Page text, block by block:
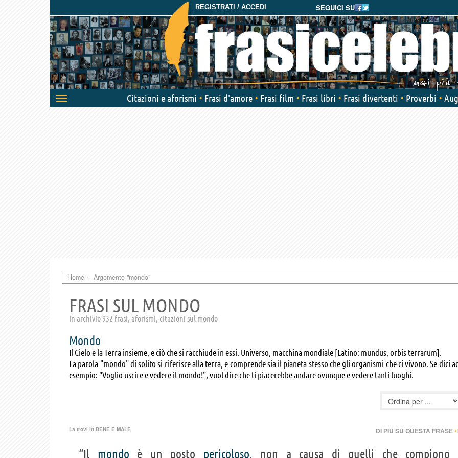
SEGUICI SU
REGISTRATI / ACCEDI
Attiva/disattiva
navigazione
Citazioni e aforismi Frasi d'amore Frasi film Frasi libri Frasi divertenti Proverbi
Home Argomento "mondo"
FRASI SUL MONDO
In archivio 932 frasi, aforismi, citazioni sul mondo
Mondo
Il Cielo e la Terra insieme, e ciò che si racchiude in essi. Universo, macchina mondiale [Latino: mundus, orbis terrarum].
La parola "mondo" di solito si riferisce alla terra, e comprende sia il pianeta stesso che gli organismi che ci vivono. Se dici
esempio: "Voglio uscire e vedere il mondo!", vuol dire che ti piacerebbe andare ovunque e vedere tanti luoghi.
La trovi in BENE E MALE DI PIÙ SU QUESTA FRASE
“Il mondo è un posto pericoloso, non a causa di quelli che compiono